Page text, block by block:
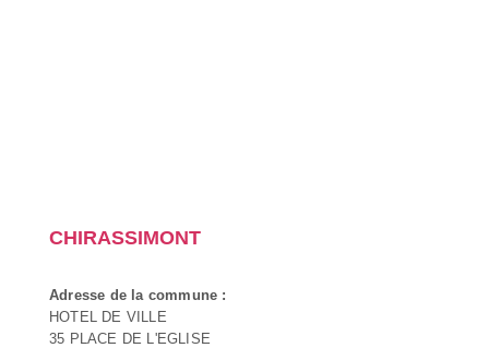
CHIRASSIMONT
Adresse de la commune :
HOTEL DE VILLE
35 PLACE DE L'EGLISE